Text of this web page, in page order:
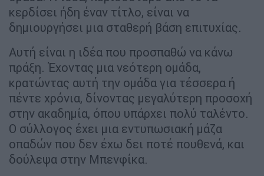
κερδίσει ήδη έναν τίτλο, είναι να
δημιουργήσει μια σταθερή βάση επιτυχίας.
Αυτή είναι η ιδέα που προσπαθώ να κάνω
πράξη. Έχοντας μια νεότερη ομάδα,
κρατώντας αυτή την ομάδα για τέσσερα ή
πέντε χρόνια, δίνοντας μεγαλύτερη προσοχή
στην ακαδημία, όπου υπάρχει πολύ ταλέντο.
Ο σύλλογος έχει μια εντυπωσιακή μάζα
οπαδών που δεν έχω δει ποτέ πουθενά, και
δούλεψα στην Μπενφίκα.